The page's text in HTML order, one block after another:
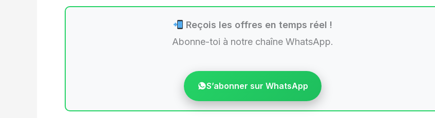
Reçois les offres en temps réel !
Abonne-toi à notre chaîne WhatsApp.
S’abonner sur WhatsApp